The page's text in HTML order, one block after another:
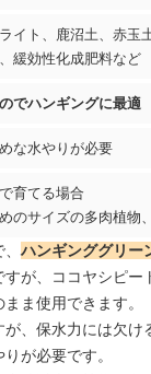
イト、鹿沼土、赤玉
緩効性化成肥料など
でハンギングに最適
な水やりが必要
育てる場合
のサイズの多肉植物
、ハンギンググリー
が、ココヤシピー
ま使用できます。
が、保水力には欠け
が必要です。